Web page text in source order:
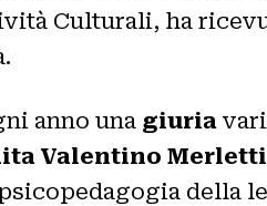
Culturali, ha
anno una giuria
Valentino Merletti
della